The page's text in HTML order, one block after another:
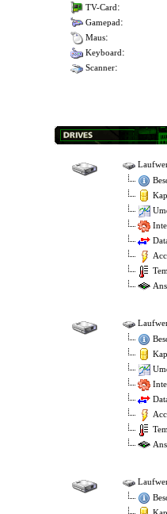
TV-Card:
Gamepad:
Maus:
Keyboard:
Scanner: